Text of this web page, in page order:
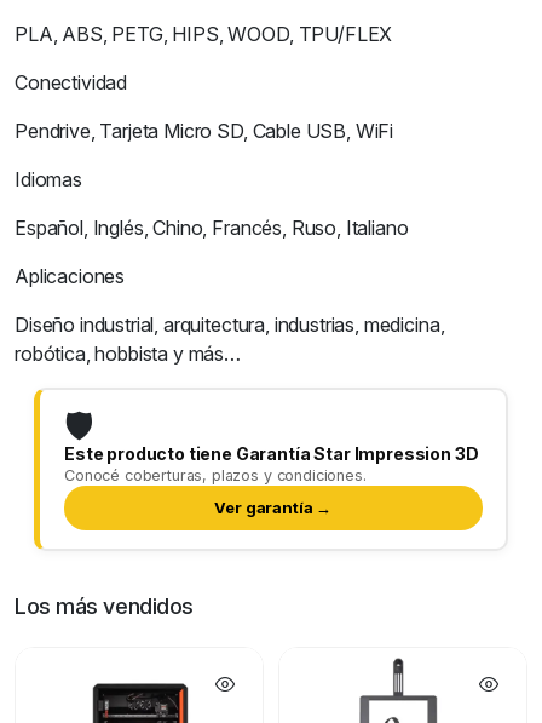
PLA, ABS, PETG, HIPS, WOOD, TPU/FLEX
Conectividad
Pendrive, Tarjeta Micro SD, Cable USB, WiFi
Idiomas
Español, Inglés, Chino, Francés, Ruso, Italiano
Aplicaciones
Diseño industrial, arquitectura, industrias, medicina,
robótica, hobbista y más…
🛡️
Este producto tiene Garantía Star Impression 3D
Conocé coberturas, plazos y condiciones.
Ver garantía →
Los más vendidos